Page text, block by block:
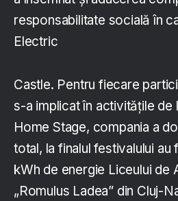
responsabilitate socială în
Electric
Castle. Pentru fiecare
s-a implicat în activitățile de
Home Stage, compania a
total, la finalul festivalului
kWh de energie Liceului de
„Romulus Ladea” din Cluj-